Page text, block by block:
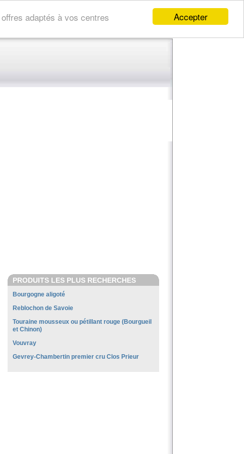
Accepter
adaptés à vos centres
PRODUITS LES PLUS RECHERCHES
Bourgogne aligoté
Reblochon de Savoie
Touraine mousseux ou pétillant rouge (Bourgueil
et Chinon)
Vouvray
Gevrey-Chambertin premier cru Clos Prieur